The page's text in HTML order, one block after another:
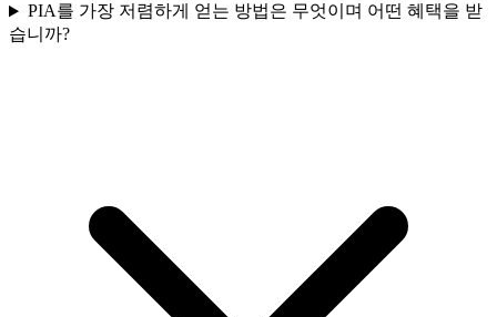
PIA를 가장 저렴하게 얻는 방법은 무엇이며 어떤 혜택을 받
습니까?